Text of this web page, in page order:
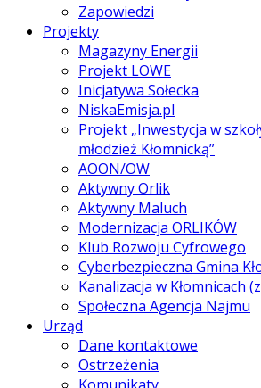
Zapowiedzi
Projekty
Magazyny Energii
Projekt LOWE
Inicjatywa Sołecka
NiskaEmisja.pl
Projekt „Inwestycja w
młodzież Kłomnicką”
AOON/OW
Aktywny Orlik
Aktywny Maluch
Modernizacja ORLIKÓW
Klub Rozwoju Cyfrowego
Cyberbezpieczna Gmina
Kanalizacja w Kłomnicach
Społeczna Agencja Najmu
Urząd
Dane kontaktowe
Ostrzeżenia